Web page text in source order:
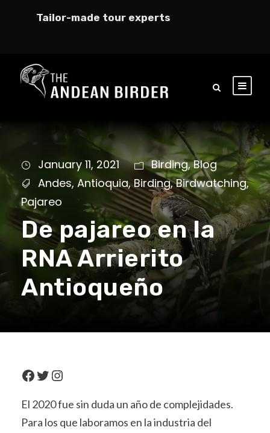
Tailor-made tour experts
January 11, 2021 Birding, Blog
Andes, Antioquia, Birding, Birdwatching,
Pajareo
De pajareo en la
RNA Arrierito
Antioqueño
Facebook Twitter Instagram
El 2020 fue sin duda un año de complejidades.
Para los que laboramos en la industria del